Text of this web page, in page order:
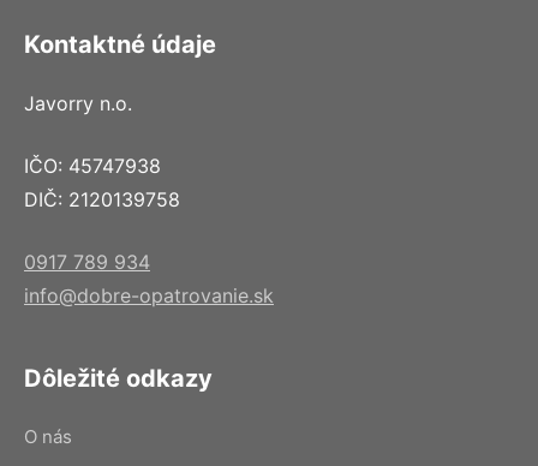
Kontaktné údaje
Javorry n.o.
IČO: 45747938
DIČ: 2120139758
0917 789 934
info@dobre-opatrovanie.sk
Dôležité odkazy
O nás